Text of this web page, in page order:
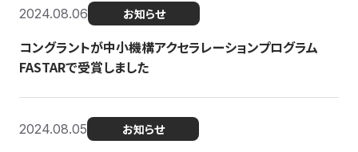
2024.08.06 お知らせ
コングラントが中小機構アクセラレーションプログラム
FASTARで受賞しました
2024.08.05 お知らせ